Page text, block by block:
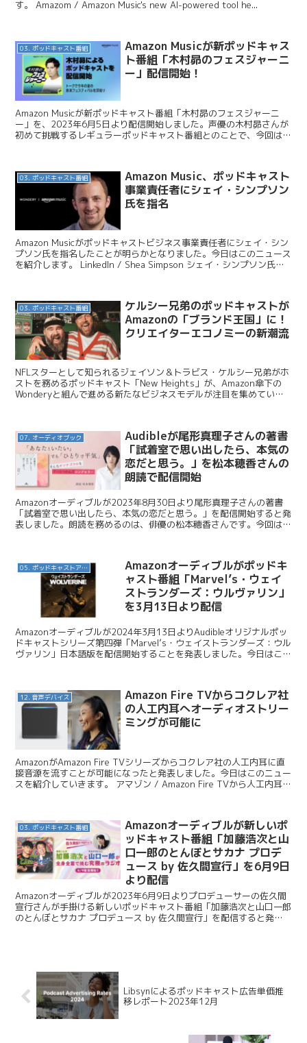
す。 Amazom / Amazon Music's new AI-powered tool he...
03. ポッドキャスト番組
Amazon Musicが新ポッドキャス
ト番組「木村昴のフェスジャーニ
ー」配信開始！
Amazon Musicが新ポッドキャスト番組「木村昴のフェスジャーニ
ー」を、2023年6月5日より配信開始しました。声優の木村昴さんが
初めて挑戦するレギュラーポッドキャスト番組とのことで、今回はこ
03. ポッドキャスト番組
Amazon Music、ポッドキャスト
事業責任者にシェイ・シンプソン
氏を指名
Amazon Musicがポッドキャストビジネス事業責任者にシェイ・シン
プソン氏を指名したことが明らかとなりました。今日はこのニュース
を紹介します。 LinkedIn / Shea Simpson シェイ・シンプソン氏
03. ポッドキャスト番組
ケルシー兄弟のポッドキャストが
Amazonの「ブランド王国」に！
クリエイターエコノミーの新潮流
NFLスターとして知られるジェイソン＆トラビス・ケルシー兄弟がホ
ストを務めるポッドキャスト「New Heights」が、Amazon傘下の
Wonderyと組んで進める新たなビジネスモデルが注目を集めていま
07. オーディオブック
Audibleが尾形真理子さんの著書
「試着室で思い出したら、本気の
恋だと思う。」を松本穂香さんの
朗読で配信開始
Amazonオーディブルが2023年8月30日より尾形真理子さんの著書
「試着室で思い出したら、本気の恋だと思う。」を配信開始すると発
表しました。朗読を務めるのは、俳優の松本穂香さんです。今回はこ
05. ポッドキャストアプリ
Amazonオーディブルがポッドキ
ャスト番組「Marvel’s・ウェイ
ストランダーズ：ウルヴァリン」
を3月13日より配信
Amazonオーディブルが2024年3月13日よりAudibleオリジナルポッ
ドキャストシリーズ第四弾「Marvel’s・ウェイストランダーズ：ウル
ヴァリン」日本語版を配信開始することを発表しました。今日はこの
12. 音声デバイス
Amazon Fire TVからコクレア社
の人工内耳へオーディオストリー
ミングが可能に
AmazonがAmazon Fire TVシリーズからコクレア社の人工内耳に直
接音源を流すことが可能になったと発表しました。今日はこのニュー
スを紹介していきます。 アマゾン / Amazon Fire TVから人工内耳で
03. ポッドキャスト番組
Amazonオーディブルが新しいポ
ッドキャスト番組「加藤浩次と山
口一郎のとんぼとサカナ プロデ
ュース by 佐久間宣行」を6月9日
より配信
Amazonオーディブルが2023年6月9日よりプロデューサーの佐久間
宣行さんが手掛ける新しいポッドキャスト番組「加藤浩次と山口一郎
のとんぼとサカナ プロデュース by 佐久間宣行」を配信すると発表
Libsynによるポッドキャスト広告単価推
移レポート2023年12月